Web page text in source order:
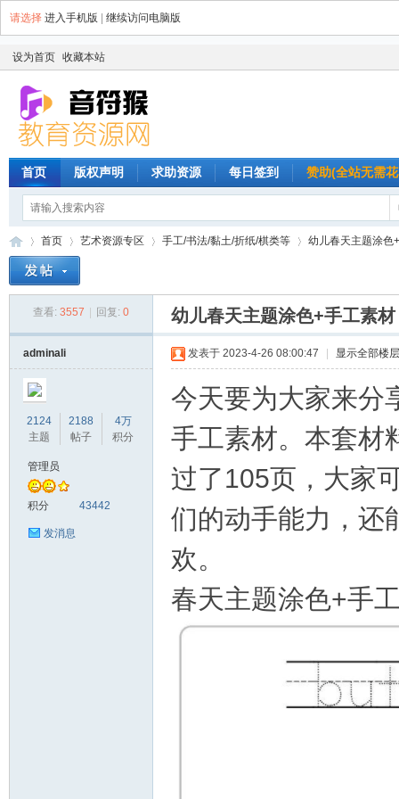
请选择 进入手机版 继续访问电脑版
设为首页 收藏本站
首页 版权声明 求助资源 每日签到 赞助(全站无需
首页
›
艺术资源专区 手工/书法/黏土/折纸/棋类等
›
幼儿春天主题涂色
查看: 3557 回复: 0 幼儿春天主题涂色+手工素
adminali
2124
主题
2188
帖子
4万
积分
管理员
积分 43442
发消息
发表于 2023-4-26 08:00:47 显示全部楼层
今天要为大家来分
手工素材。本套材
过了105页，大家
们的动手能力，还
欢。
春天主题涂色+手